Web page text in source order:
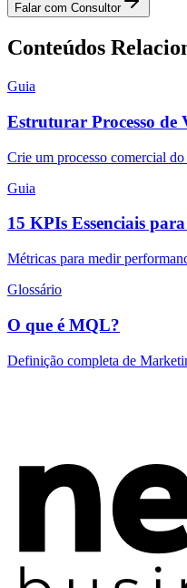
Falar com Consultor
Conteúdos
Guia
Estruturar Processo de
Crie um processo comercial do
Guia
15 KPIs Essenciais
Métricas para medir
Glossário
O que é MQL?
Definição completa de